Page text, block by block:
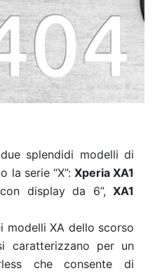
splendidi modelli di
la serie “X”: Xperia XA1
display da 6”, XA1
modelli XA dello scorso
caratterizzano per un
che consente di